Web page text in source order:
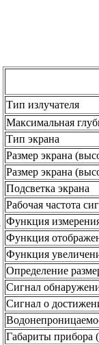
Тип излучателя
Максимальная
Тип экрана
Размер экрана
Размер экрана
Подсветка экрана
Рабочая частота
Функция
Функция
Функция
Определение
Сигнал
Сигнал о
Габариты прибора